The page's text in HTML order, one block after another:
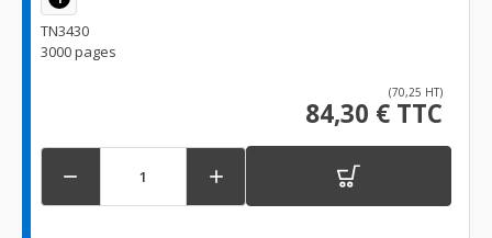
TN3430
3000 pages
(70,25 HT)
84,30 € TTC
 